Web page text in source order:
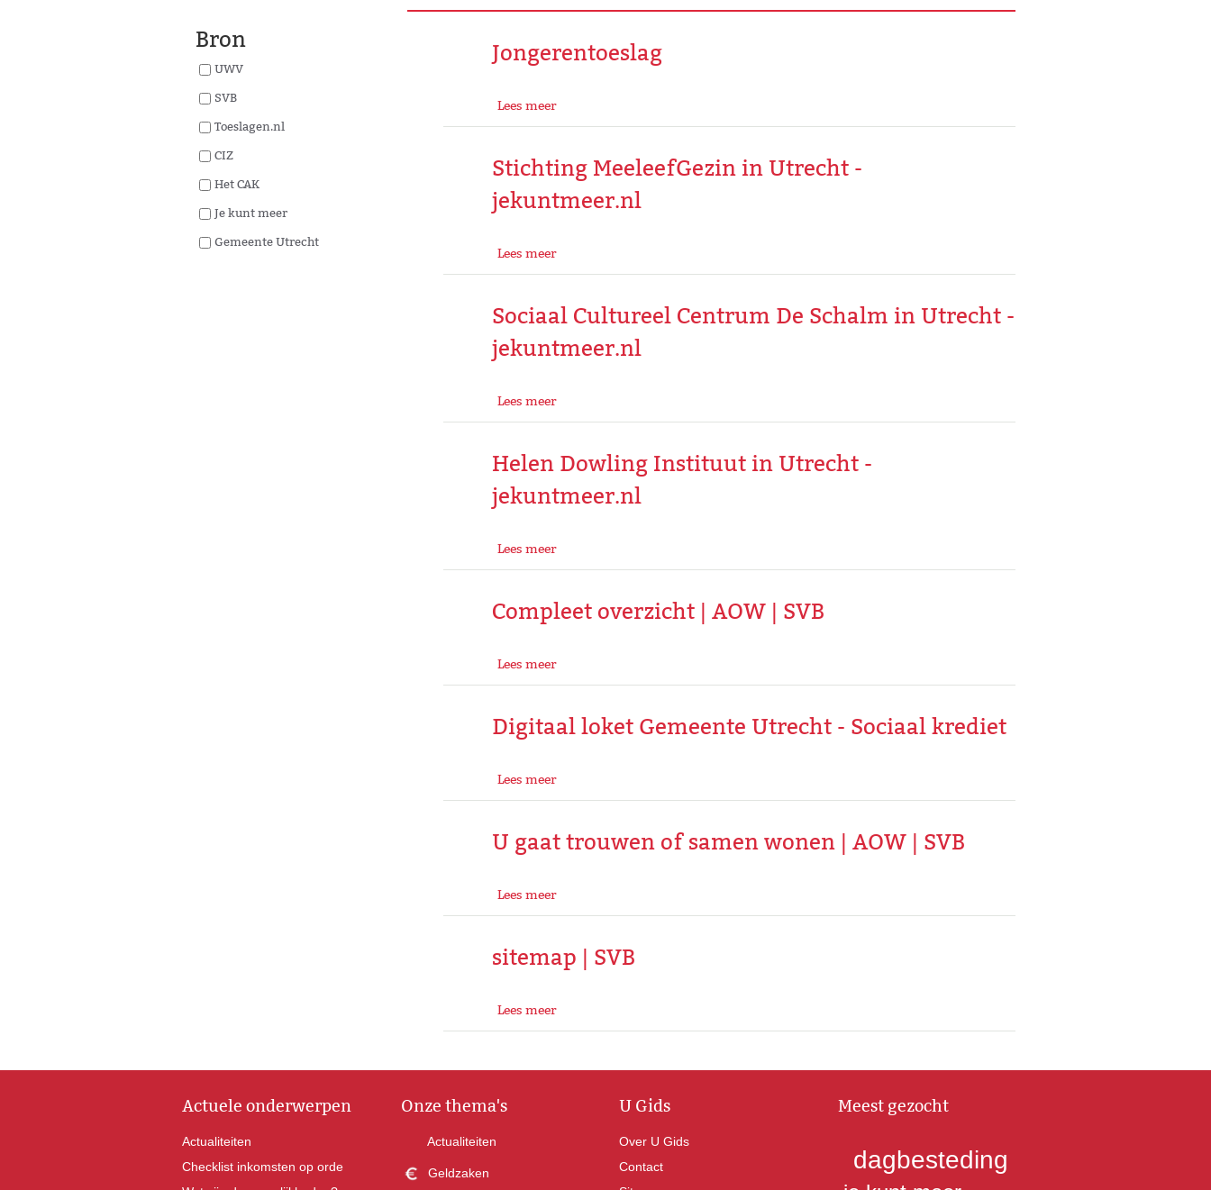
Bron
UWV
SVB
Toeslagen.nl
CIZ
Het CAK
Je kunt meer
Gemeente Utrecht
Jongerentoeslag
Lees meer
Stichting MeeleefGezin in Utrecht -
jekuntmeer.nl
Lees meer
Sociaal Cultureel Centrum De Schalm in Utrecht -
jekuntmeer.nl
Lees meer
Helen Dowling Instituut in Utrecht -
jekuntmeer.nl
Lees meer
Compleet overzicht | AOW | SVB
Lees meer
Digitaal loket Gemeente Utrecht - Sociaal krediet
Lees meer
U gaat trouwen of samen wonen | AOW | SVB
Lees meer
sitemap | SVB
Lees meer
Actuele onderwerpen
Actualiteiten
Checklist inkomsten op orde
Onze thema's
Actualiteiten
Geldzaken
U Gids
Over U Gids
Contact
Meest gezocht
dagbesteding